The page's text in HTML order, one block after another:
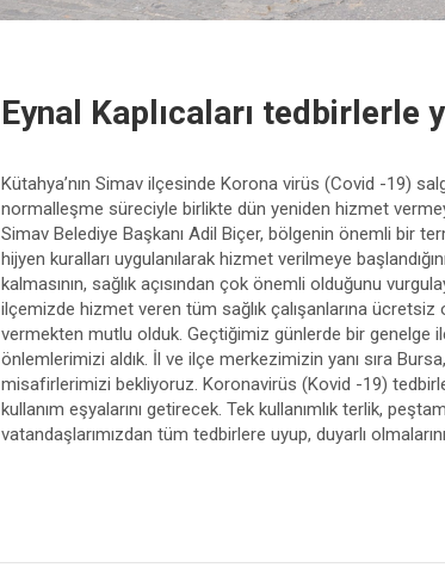
Eynal Kaplıcaları tedbirlerle
Kütahya’nın Simav ilçesinde Korona virüs (Covid -19)
normalleşme süreciyle birlikte dün yeniden hizmet
Simav Belediye Başkanı Adil Biçer, bölgenin önemli bir
hijyen kuralları uygulanılarak hizmet verilmeye
kalmasının, sağlık açısından çok önemli olduğunu
ilçemizde hizmet veren tüm sağlık çalışanlarına ücretsiz
vermekten mutlu olduk. Geçtiğimiz günlerde bir genelge
önlemlerimizi aldık. İl ve ilçe merkezimizin yanı sıra
misafirlerimizi bekliyoruz. Koronavirüs (Kovid -19)
kullanım eşyalarını getirecek. Tek kullanımlık terlik,
vatandaşlarımızdan tüm tedbirlere uyup, duyarlı